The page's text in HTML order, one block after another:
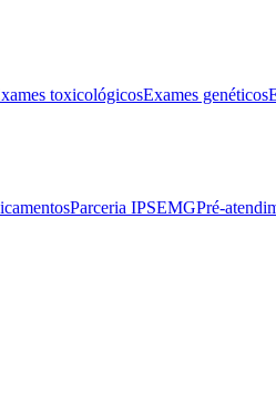
toxicológicosExames genéticos
Parceria IPSEMGPré-